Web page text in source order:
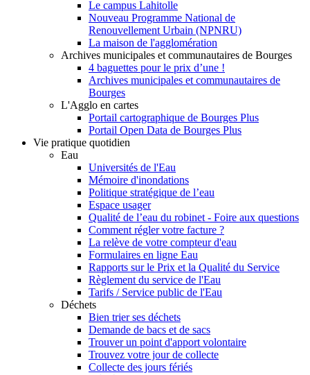
Le campus Lahitolle
Nouveau Programme National de
Renouvellement Urbain (NPNRU)
La maison de l'agglomération
Archives municipales et communautaires de Bourges
4 baguettes pour le prix d’une !
Archives municipales et communautaires de
Bourges
L'Agglo en cartes
Portail cartographique de Bourges Plus
Portail Open Data de Bourges Plus
Vie pratique quotidien
Eau
Universités de l'Eau
Mémoire d'inondations
Politique stratégique de l’eau
Espace usager
Qualité de l’eau du robinet - Foire aux questions
Comment régler votre facture ?
La relève de votre compteur d'eau
Formulaires en ligne Eau
Rapports sur le Prix et la Qualité du Service
Règlement du service de l'Eau
Tarifs / Service public de l'Eau
Déchets
Bien trier ses déchets
Demande de bacs et de sacs
Trouver un point d'apport volontaire
Trouvez votre jour de collecte
Collecte des jours fériés